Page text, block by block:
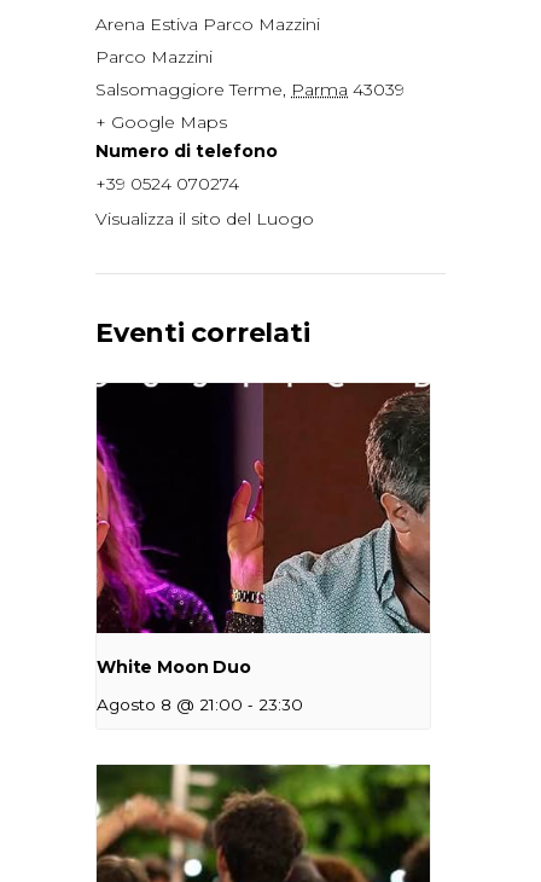
Arena Estiva Parco Mazzini
Parco Mazzini
Salsomaggiore Terme, Parma 43039
+ Google Maps
Numero di telefono
+39 0524 070274
Visualizza il sito del Luogo
Eventi correlati
White Moon Duo
Agosto 8 @ 21:00 - 23:30